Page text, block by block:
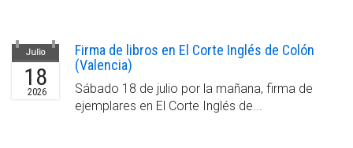
Julio
18
2026
Firma de libros en El Corte Inglés de Colón
(Valencia)
Sábado 18 de julio por la mañana, firma de
ejemplares en El Corte Inglés de...